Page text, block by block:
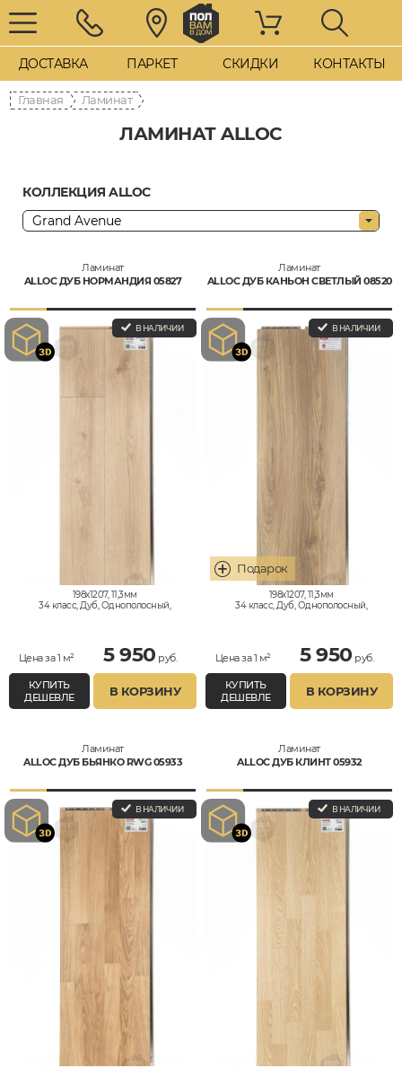
ДОСТАВКА ПАРКЕТ СКИДКИ КОНТАКТЫ
Главная Ламинат
ЛАМИНАТ ALLOC
КОЛЛЕКЦИЯ ALLOC
Ламинат
ALLOC ДУБ НОРМАНДИЯ 05827
В НАЛИЧИИ
198x1207, 11,3мм
34 класс, Дуб, Однополосный,
Цена за 1 м² 5 950 руб.
КУПИТЬ
ДЕШЕВЛЕ
В КОРЗИНУ
Ламинат
ALLOC ДУБ КАНЬОН СВЕТЛЫЙ 08520
В НАЛИЧИИ
198x1207, 11,3мм
34 класс, Дуб, Однополосный,
Цена за 1 м² 5 950 руб.
КУПИТЬ
ДЕШЕВЛЕ
В КОРЗИНУ
Ламинат
ALLOC ДУБ БЬЯНКО RWG 05933
В НАЛИЧИИ
Ламинат
ALLOC ДУБ КЛИНТ 05932
В НАЛИЧИИ